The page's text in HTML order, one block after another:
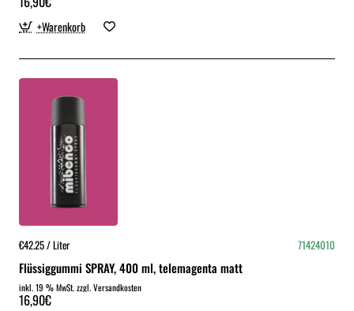
+Warenkorb
€42.25 / Liter 71424010
Flüssiggummi SPRAY, 400 ml, telemagenta matt
inkl. 19 % MwSt. zzgl. Versandkosten
16,90€